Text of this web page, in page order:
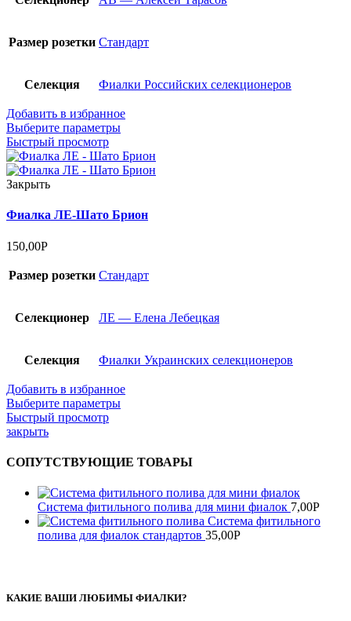
Размер розетки Стандарт
Селекция Фиалки Российских селекционеров
Добавить в избранное
Выберите параметры
Быстрый просмотр
Закрыть
Фиалка ЛЕ-Шато Брион
150,00Р
Размер розетки Стандарт
Селекционер ЛЕ — Елена Лебецкая
Селекция Фиалки Украинских селекционеров
Добавить в избранное
Выберите параметры
Быстрый просмотр
закрыть
СОПУТСТВУЮЩИЕ ТОВАРЫ
Система фитильного полива для мини фиалок 7,00Р
Система фитильного
полива для фиалок стандартов 35,00Р
КАКИЕ ВАШИ ЛЮБИМЫ ФИАЛКИ?